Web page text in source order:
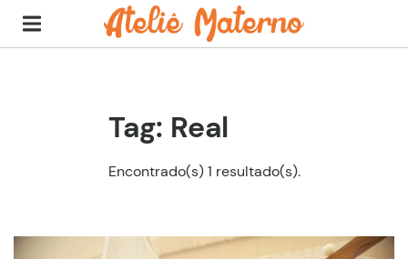
Tag: Real
Encontrado(s) 1 resultado(s).